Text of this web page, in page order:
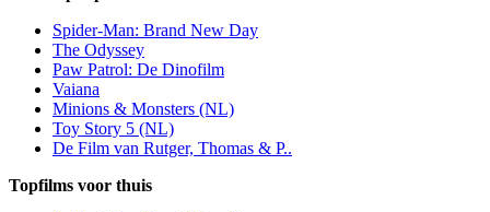
Spider-Man: Brand New Day
The Odyssey
Paw Patrol: De Dinofilm
Vaiana
Minions & Monsters (NL)
Toy Story 5 (NL)
De Film van Rutger, Thomas & P..
Topfilms voor thuis